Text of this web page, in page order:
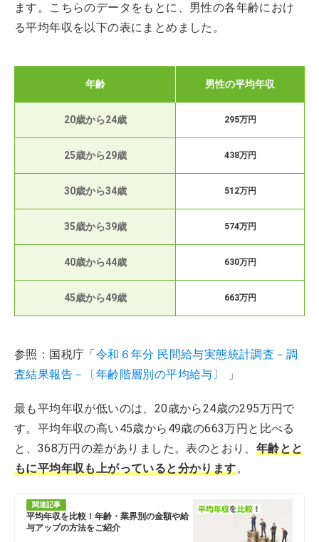
ます。こちらのデータをもとに、男性の各年齢におけ
る平均年収を以下の表にまとめました。
年齢 男性の平均年収
20歳から24歳 295万円
25歳から29歳 438万円
30歳から34歳 512万円
35歳から39歳 574万円
40歳から44歳 630万円
45歳から49歳 663万円
参照：国税庁「令和６年分 民間給与実態統計調査－調
査結果報告－〔年齢階層別の平均給与〕
」
最も平均年収が低いのは、20歳から24歳の295万円で
す。平均年収の高い45歳から49歳の663万円と比べる
と、368万円の差がありました。表のとおり、 年齢とと
もに平均年収も上がっていると分かります。
関連記事
平均年収を比較！年齢・業界別の金額や給
与アップの方法をご紹介